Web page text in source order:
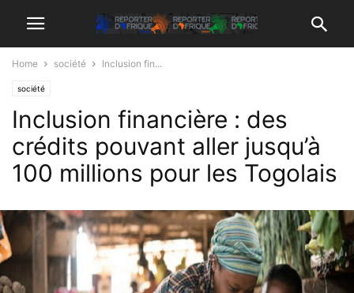
Home société Inclusion fin...
société
Inclusion financière : des
crédits pouvant aller jusqu’à
100 millions pour les Togolais